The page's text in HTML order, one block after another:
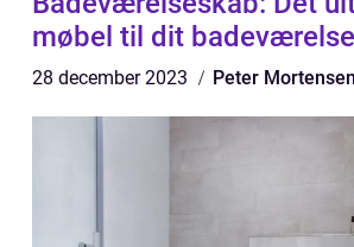
møbel til dit badeværelse
28 december 2023 Peter Mortensen